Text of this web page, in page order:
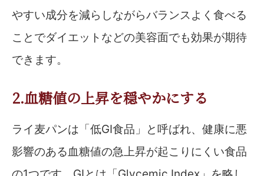
やすい成分を減らしながらバランスよく食べる
ことでダイエットなどの美容面でも効果が期待
できます。
2.血糖値の上昇を穏やかにする
ライ麦パンは「低GI食品」と呼ばれ、健康に悪
影響のある血糖値の急上昇が起こりにくい食品